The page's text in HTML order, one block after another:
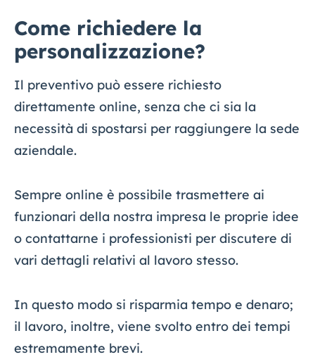
Come richiedere la
personalizzazione?
Il preventivo può essere richiesto
direttamente online, senza che ci sia la
necessità di spostarsi per raggiungere la sede
aziendale.
Sempre online è possibile trasmettere ai
funzionari della nostra impresa le proprie idee
o contattarne i professionisti per discutere di
vari dettagli relativi al lavoro stesso.
In questo modo si risparmia tempo e denaro;
il lavoro, inoltre, viene svolto entro dei tempi
estremamente brevi.